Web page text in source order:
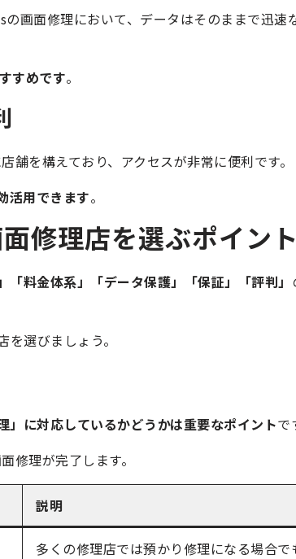
画面修理において、データはそのままで迅速
すめです。
舗を構えており、アクセスが非常に便利です。
活用できます。
修理店を選ぶポイント
「料金体系」「データ保護」「保証」「評判」
選びましょう。
」に対応しているかどうかは重要なポイントで
修理が完了します。
説明
多くの修理店では預かり修理になる場合で